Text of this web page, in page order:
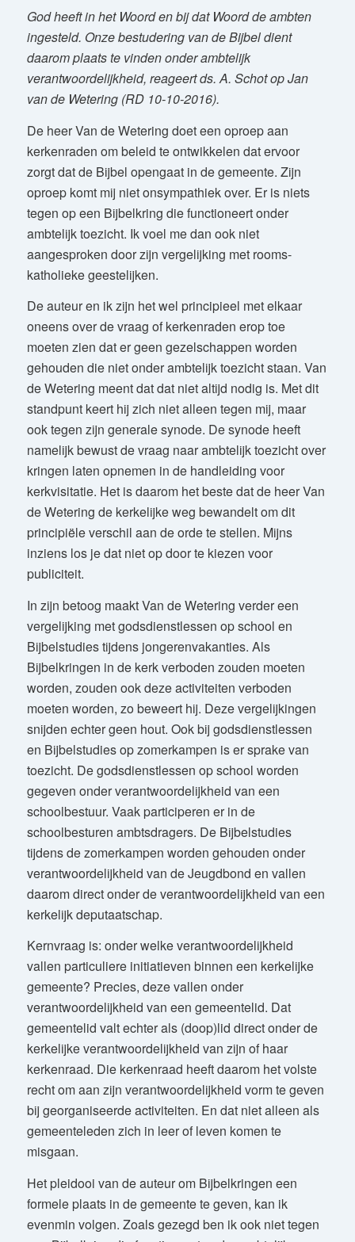
God heeft in het Woord en bij dat Woord de ambten
ingesteld. Onze bestudering van de Bijbel dient
daarom plaats te vinden onder ambtelijk
verantwoordelijkheid, reageert ds. A. Schot op Jan
van de Wetering (RD 10-10-2016).
De heer Van de Wetering doet een oproep aan
kerkenraden om beleid te ontwikkelen dat ervoor
zorgt dat de Bijbel opengaat in de gemeente. Zijn
oproep komt mij niet onsympathiek over. Er is niets
tegen op een Bijbelkring die functioneert onder
ambtelijk toezicht. Ik voel me dan ook niet
aangesproken door zijn vergelijking met rooms-
katholieke geestelijken.
De auteur en ik zijn het wel principieel met elkaar
oneens over de vraag of kerkenraden erop toe
moeten zien dat er geen gezelschappen worden
gehouden die niet onder ambtelijk toezicht staan. Van
de Wetering meent dat dat niet altijd nodig is. Met dit
standpunt keert hij zich niet alleen tegen mij, maar
ook tegen zijn generale synode. De synode heeft
namelijk bewust de vraag naar ambtelijk toezicht over
kringen laten opnemen in de handleiding voor
kerkvisitatie. Het is daarom het beste dat de heer Van
de Wetering de kerkelijke weg bewandelt om dit
principiële verschil aan de orde te stellen. Mijns
inziens los je dat niet op door te kiezen voor
publiciteit.
In zijn betoog maakt Van de Wetering verder een
vergelijking met godsdienstlessen op school en
Bijbelstudies tijdens jongerenvakanties. Als
Bijbelkringen in de kerk verboden zouden moeten
worden, zouden ook deze activiteiten verboden
moeten worden, zo beweert hij. Deze vergelijkingen
snijden echter geen hout. Ook bij godsdienstlessen
en Bijbelstudies op zomerkampen is er sprake van
toezicht. De godsdienstlessen op school worden
gegeven onder verantwoordelijkheid van een
schoolbestuur. Vaak participeren er in de
schoolbesturen ambtsdragers. De Bijbelstudies
tijdens de zomerkampen worden gehouden onder
verantwoordelijkheid van de Jeugdbond en vallen
daarom direct onder de verantwoordelijkheid van een
kerkelijk deputaatschap.
Kernvraag is: onder welke verantwoordelijkheid
vallen particuliere initiatieven binnen een kerkelijke
gemeente? Precies, deze vallen onder
verantwoordelijkheid van een gemeentelid. Dat
gemeentelid valt echter als (doop)lid direct onder de
kerkelijke verantwoordelijkheid van zijn of haar
kerkenraad. Die kerkenraad heeft daarom het volste
recht om aan zijn verantwoordelijkheid vorm te geven
bij georganiseerde activiteiten. En dat niet alleen als
gemeenteleden zich in leer of leven komen te
misgaan.
Het pleidooi van de auteur om Bijbelkringen een
formele plaats in de gemeente te geven, kan ik
evenmin volgen. Zoals gezegd ben ik ook niet tegen